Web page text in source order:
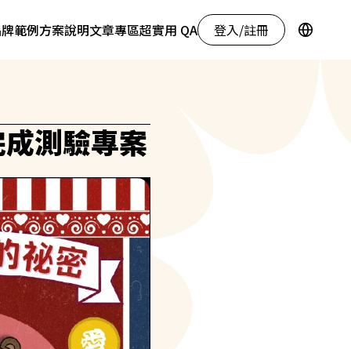
範例方案說明文章專區超實用 QA 登入/註冊
測驗專案